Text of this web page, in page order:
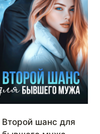
Второй шанс для